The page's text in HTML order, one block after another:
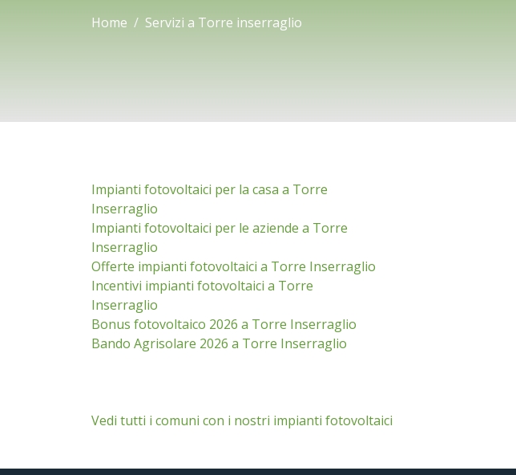
Home Servizi a Torre inserraglio
Impianti fotovoltaici per la casa a Torre
Inserraglio
Impianti fotovoltaici per le aziende a Torre
Inserraglio
Offerte impianti fotovoltaici a Torre Inserraglio
Incentivi impianti fotovoltaici a Torre
Inserraglio
Bonus fotovoltaico 2026 a Torre Inserraglio
Bando Agrisolare 2026 a Torre Inserraglio
Vedi tutti i comuni con i nostri impianti fotovoltaici